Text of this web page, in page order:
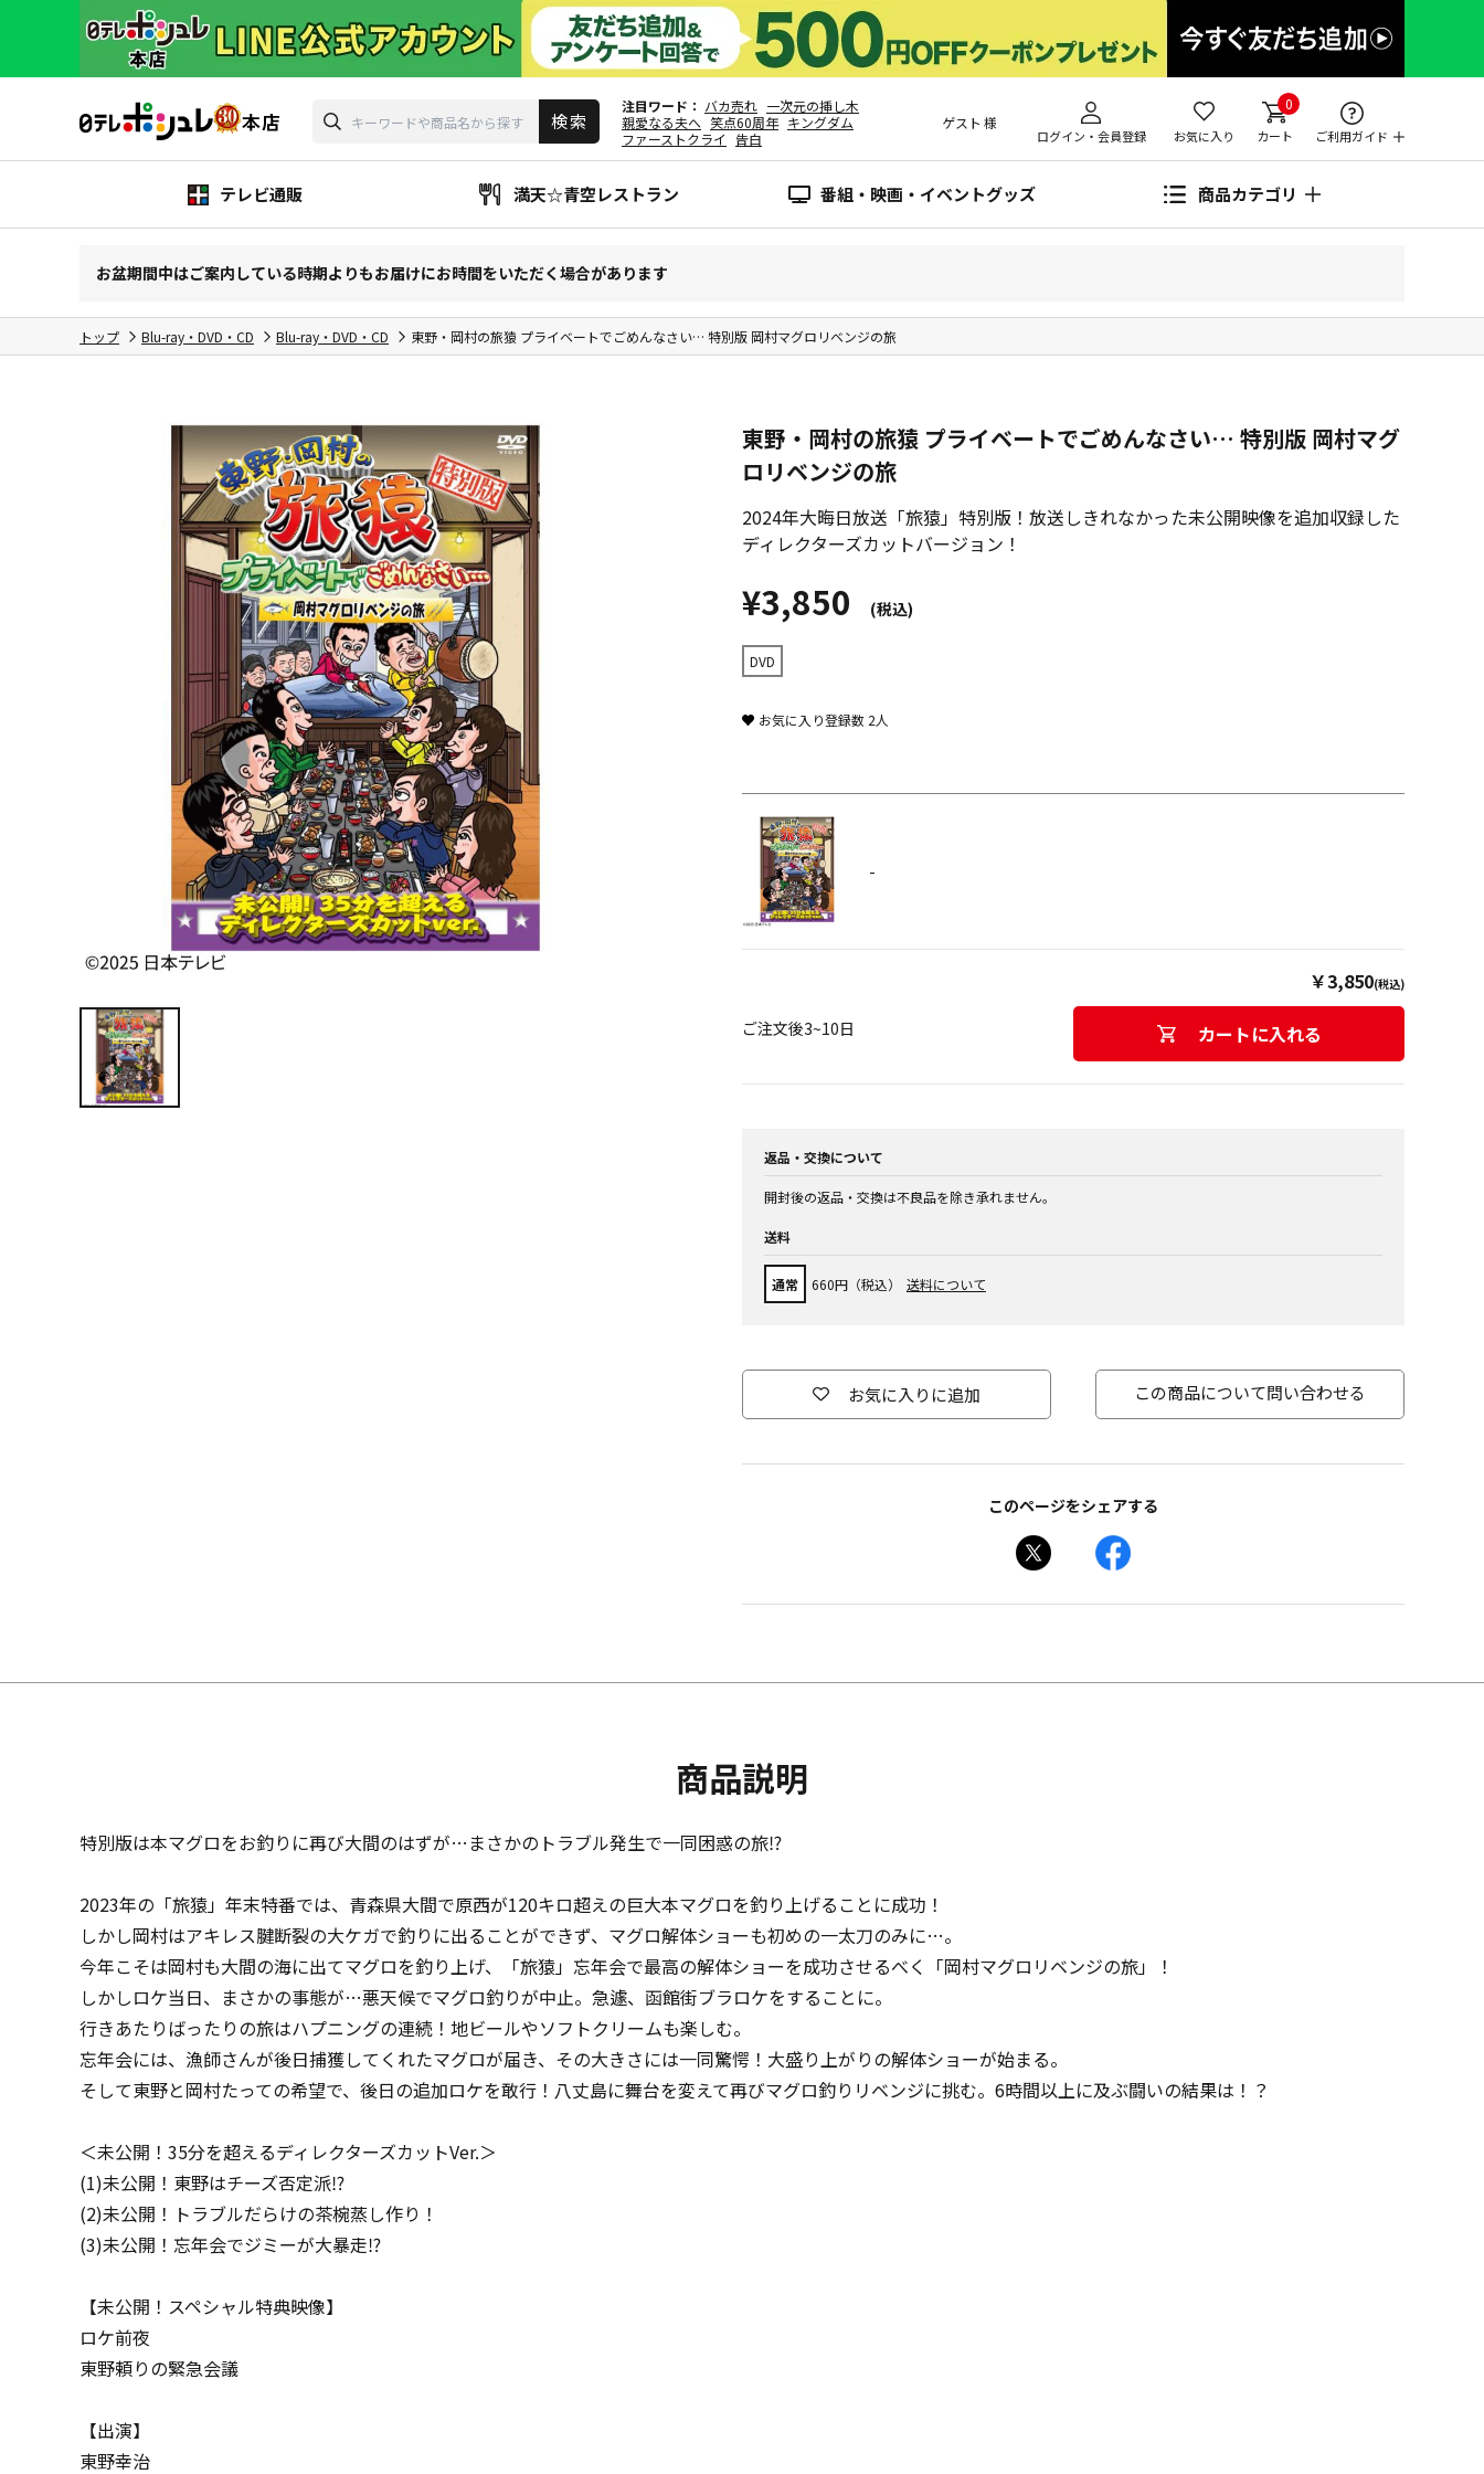
注目ワード バカ売れ 一次元の挿し木
親愛なる夫へ 笑点60周年 キングダム
ファーストクライ
告白
ゲスト 様
ログイン・会員登録 お気に入り
0
カート ご利用ガイド
テレビ通販 満天☆青空レストラン 番組・映画・イベントグッズ 商品カテゴリ
お盆期間中はご案内している時期よりもお届けにお時間をいただく場合があります
トップ Blu-ray・DVD・CD Blu-ray・DVD・CD 東野・岡村の旅猿 プライベートでごめんなさい… 特別版 岡村マグロリベンジの旅
東野・岡村の旅猿 プライベートでごめんなさい… 特別版 岡村マグ
ロリベンジの旅
2024年大晦日放送「旅猿」特別版！放送しきれなかった未公開映像を追加収録した
ディレクターズカットバージョン！
¥3,850 (税込)
DVD
お気に入り登録数 2人
-
￥3,850(税込)
ご注文後3~10日 カートに入れる
返品・交換について
開封後の返品・交換は不良品を除き承れません。
送料
通常 660円（税込） 送料について
お気に入りに追加 この商品について問い合わせる
このページをシェアする
商品説明
特別版は本マグロをお釣りに再び大間のはずが…まさかのトラブル発生で一同困惑の旅⁉
2023年の「旅猿」年末特番では、青森県大間で原西が120キロ超えの巨大本マグロを釣り上げることに成功！
しかし岡村はアキレス腱断裂の大ケガで釣りに出ることができず、マグロ解体ショーも初めの一太刀のみに…。
今年こそは岡村も大間の海に出てマグロを釣り上げ、「旅猿」忘年会で最高の解体ショーを成功させるべく「岡村マグロリベンジの旅」！
しかしロケ当日、まさかの事態が…悪天候でマグロ釣りが中止。急遽、函館街ブラロケをすることに。
行きあたりばったりの旅はハプニングの連続！地ビールやソフトクリームも楽しむ。
忘年会には、漁師さんが後日捕獲してくれたマグロが届き、その大きさには一同驚愕！大盛り上がりの解体ショーが始まる。
そして東野と岡村たっての希望で、後日の追加ロケを敢行！八丈島に舞台を変えて再びマグロ釣りリベンジに挑む。6時間以上に及ぶ闘いの結果は！？
＜未公開！35分を超えるディレクターズカットVer.＞
(1)未公開！東野はチーズ否定派⁉
(2)未公開！トラブルだらけの茶椀蒸し作り！
(3)未公開！忘年会でジミーが大暴走⁉
【未公開！スペシャル特典映像】
ロケ前夜
東野頼りの緊急会議
【出演】
東野幸治